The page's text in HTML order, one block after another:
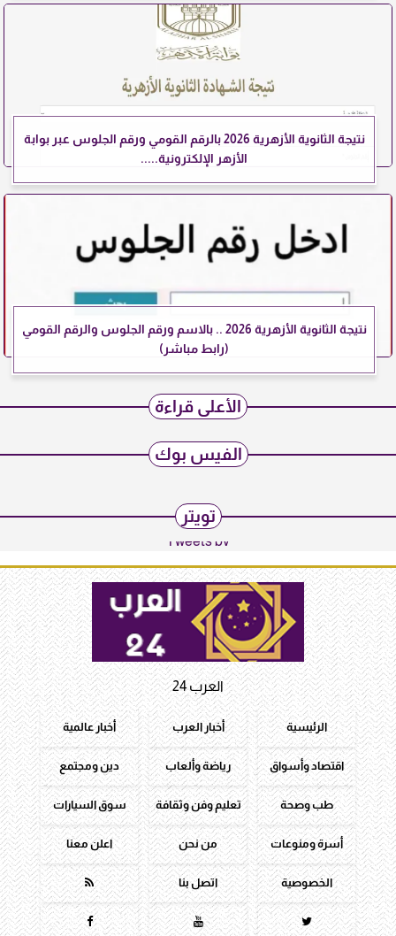
نتيجة الثانوية الأزهرية 2026 بالرقم القومي ورقم الجلوس عبر بوابة
الأزهر الإلكترونية.....
نتيجة الثانوية الأزهرية 2026 .. بالاسم ورقم الجلوس والرقم القومي
(رابط مباشر)
الأعلى قراءة
الفيس بوك
تويتر
Tweets by
العرب 24
الرئيسية أخبار العرب أخبار عالمية
اقتصاد وأسواق رياضة وألعاب دين ومجتمع
طب وصحة تعليم وفن وثقافة سوق السيارات
أسرة ومنوعات من نحن اعلن معنا
الخصوصية اتصل بنا 


